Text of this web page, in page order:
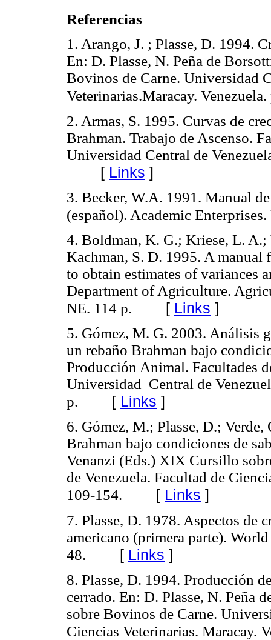
Referencias
1. Arango, J. ; Plasse, D. 1994.
En: D. Plasse, N. Peña de
Bovinos de Carne. Universidad
Veterinarias.Maracay.
2. Armas, S. 1995. Curvas de
Brahman. Trabajo de Ascenso.
Universidad Central de
[ Links ]
3. Becker, W.A. 1991. Manual
(español). Academic
4. Boldman, K. G.; Kriese, L. A.;
Kachman, S. D. 1995. A
to obtain estimates of variances
Department of Agriculture.
NE. 114 p. [ Links ]
5. Gómez, M. G. 2003. Análisis
un rebaño Brahman bajo
Producción Animal. Facultades
Universidad Central de
p. [ Links ]
6. Gómez, M.; Plasse, D.;
Brahman bajo condiciones de
Venanzi (Eds.) XIX Cursillo
de Venezuela. Facultad de
109-154. [ Links ]
7. Plasse, D. 1978. Aspectos de
americano (primera parte).
48. [ Links ]
8. Plasse, D. 1994. Producción
cerrado. En: D. Plasse, N.
sobre Bovinos de Carne.
Ciencias Veterinarias. Maracay.